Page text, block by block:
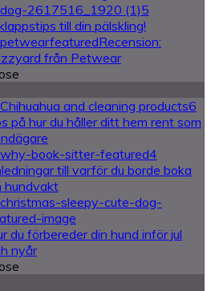
5
till din pälskling!
Recension:
från Petwear
6
på hur du håller ditt hem rent som
4
till varför du borde boka
hundvakt
du förbereder din hund inför jul
nyår